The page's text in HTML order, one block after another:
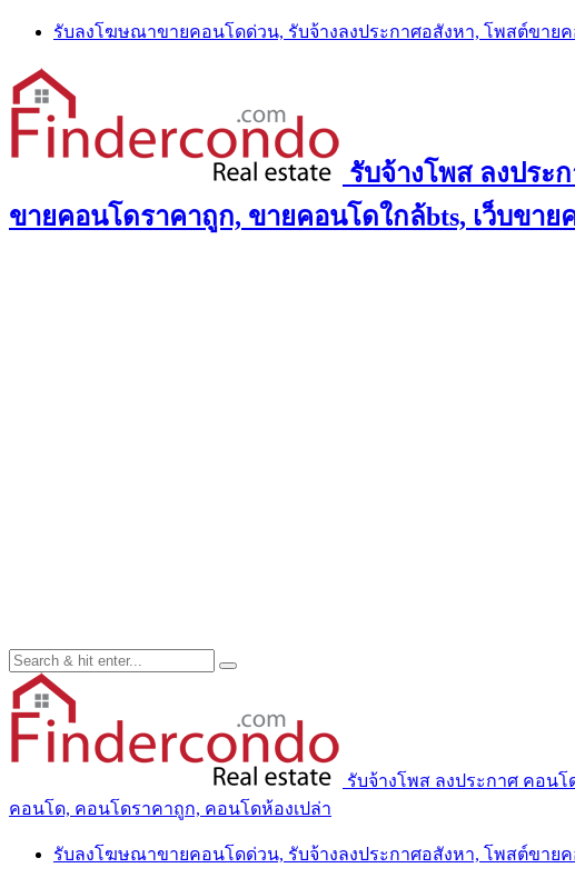
Skip
content
รับลงโฆษณาขายคอนโดด่วน, รับจ้างลงประกาศอสังหา, โพสต์ขาย
รับจ้างโพส ลงประ
ขายคอนโดราคาถูก, ขายคอนโดใกล้bts, เว็บขา
รับจ้างโพส ลงประกาศ คอน
คอนโด, คอนโดราคาถูก, คอนโดห้องเปล่า
รับลงโฆษณาขายคอนโดด่วน, รับจ้างลงประกาศอสังหา, โพสต์ขาย